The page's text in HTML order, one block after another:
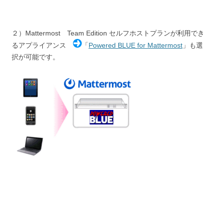
２）Mattermost Team Edition セルフホストプランが利用でき
るアプライアンス
「Powered BLUE for Mattermost 」も選
択が可能です。